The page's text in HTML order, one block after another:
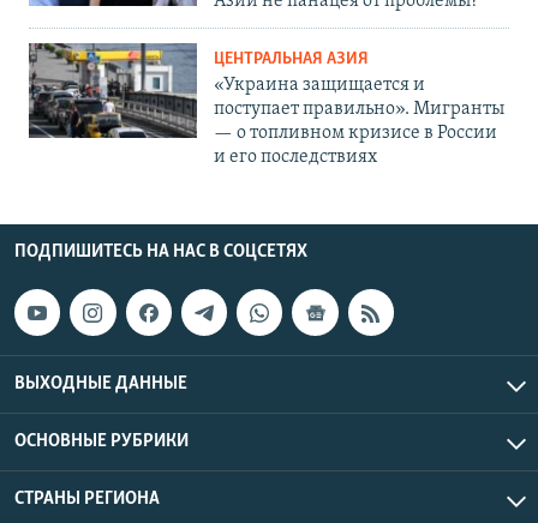
ЦЕНТРАЛЬНАЯ АЗИЯ
«Украина защищается и
поступает правильно». Мигранты
— о топливном кризисе в России
и его последствиях
ПОДПИШИТЕСЬ НА НАС В СОЦСЕТЯХ
ВЫХОДНЫЕ ДАННЫЕ
ОСНОВНЫЕ РУБРИКИ
СТРАНЫ РЕГИОНА